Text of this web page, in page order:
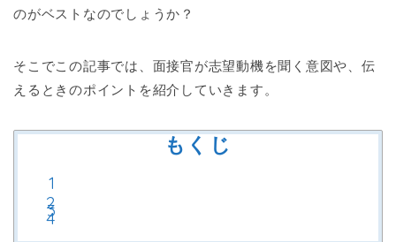
のがベストなのでしょうか？
そこでこの記事では、面接官が志望動機を聞く意図や、伝
えるときのポイントを紹介していきます。
もくじ